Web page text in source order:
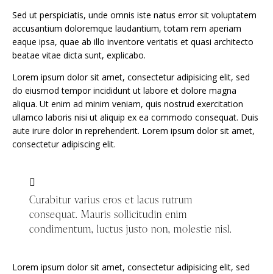
Sed ut perspiciatis, unde omnis iste natus error sit voluptatem
accusantium doloremque laudantium, totam rem aperiam
eaque ipsa, quae ab illo inventore veritatis et quasi architecto
beatae vitae dicta sunt, explicabo.
Lorem ipsum dolor sit amet, consectetur adipisicing elit, sed
do eiusmod tempor incididunt ut labore et dolore magna
aliqua. Ut enim ad minim veniam, quis nostrud exercitation
ullamco laboris nisi ut aliquip ex ea commodo consequat. Duis
aute irure dolor in reprehenderit. Lorem ipsum dolor sit amet,
consectetur adipiscing elit.
Curabitur varius eros et lacus rutrum
consequat. Mauris sollicitudin enim
condimentum, luctus justo non, molestie nisl.
Lorem ipsum dolor sit amet, consectetur adipisicing elit, sed